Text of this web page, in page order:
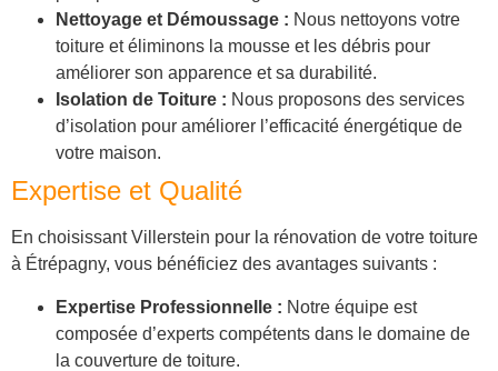
Nettoyage et Démoussage : Nous nettoyons votre
toiture et éliminons la mousse et les débris pour
améliorer son apparence et sa durabilité.
Isolation de Toiture : Nous proposons des services
d’isolation pour améliorer l’efficacité énergétique de
votre maison.
Expertise et Qualité
En choisissant Villerstein pour la rénovation de votre toiture
à Étrépagny, vous bénéficiez des avantages suivants :
Expertise Professionnelle : Notre équipe est
composée d’experts compétents dans le domaine de
la couverture de toiture.